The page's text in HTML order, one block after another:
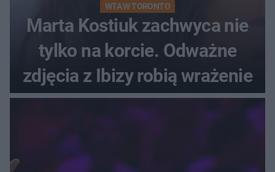
WTA W TORONTO
Marta Kostiuk zachwyca nie
tylko na korcie. Odważne
zdjęcia z Ibizy robią wrażenie